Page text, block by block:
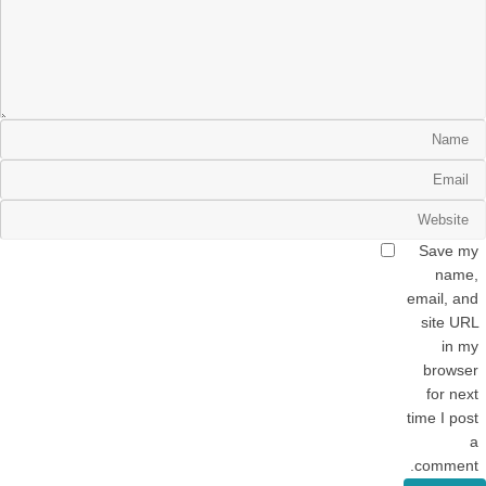
Save my
name,
email, and
site URL
in my
browser
for next
time I post
a
comment.